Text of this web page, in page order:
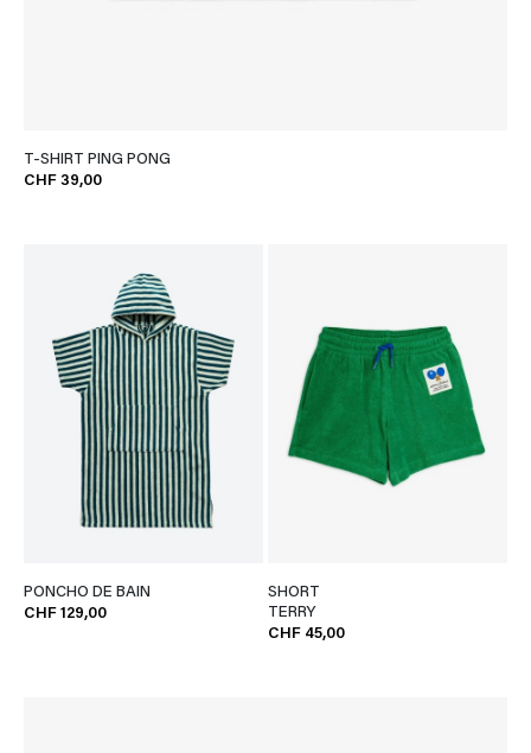
T-SHIRT PING PONG
CHF 39,00
PONCHO DE BAIN
CHF 129,00
SHORT
TERRY
CHF 45,00